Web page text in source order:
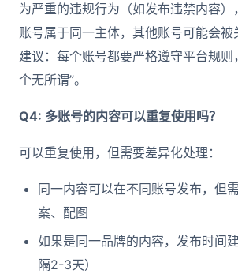
为严重的违规行为（如发布违禁内容
账号属于同一主体，其他账号可能会被
建议：每个账号都要严格遵守平台规则
个无所谓”。
Q4: 多账号的内容可以重复使用吗？
可以重复使用，但需要差异化处理：
同一内容可以在不同账号发布，但
案、配图
如果是同一品牌的内容，发布时间
隔2-3天）